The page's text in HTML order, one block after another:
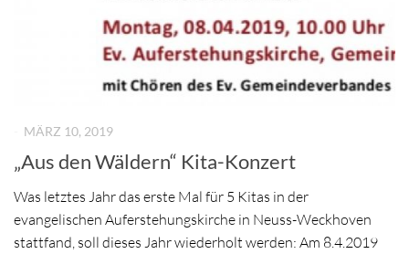
MÄRZ 10, 2019
„Aus den Wäldern“ Kita-Konzert
Was letztes Jahr das erste Mal für 5 Kitas in der
evangelischen Auferstehungskirche in Neuss-Weckhoven
stattfand, soll dieses Jahr wiederholt werden: Am 8.4.2019